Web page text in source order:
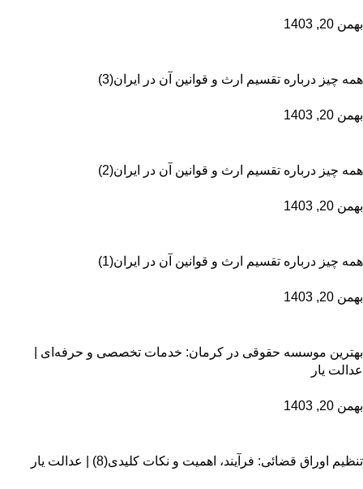
بهمن 20, 1403
همه چیز درباره تقسیم ارث و قوانین آن در ایران(3)
بهمن 20, 1403
همه چیز درباره تقسیم ارث و قوانین آن در ایران(2)
بهمن 20, 1403
همه چیز درباره تقسیم ارث و قوانین آن در ایران(1)
بهمن 20, 1403
بهترین موسسه حقوقی در کرمان: خدمات تخصصی و حرفه‌ای |
عدالت یار
بهمن 20, 1403
تنظیم اوراق قضائی: فرآیند، اهمیت و نکات کلیدی(8) | عدالت یار